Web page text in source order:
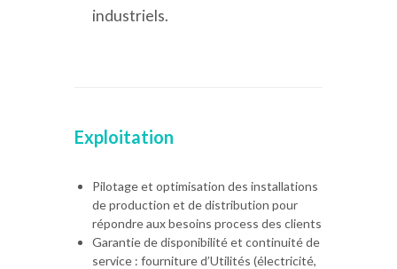
industriels.
Exploitation
Pilotage et optimisation des installations
de production et de distribution pour
répondre aux besoins process des clients
Garantie de disponibilité et continuité de
service : fourniture d’Utilités (électricité,